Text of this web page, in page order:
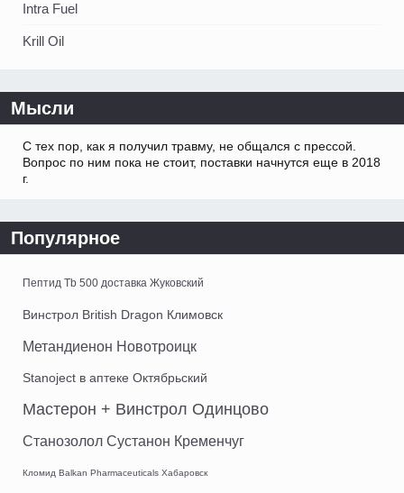
Intra Fuel
Krill Oil
Мысли
С тех пор, как я получил травму, не общался с прессой.
Вопрос по ним пока не стоит, поставки начнутся еще в 2018
г.
Популярное
Пептид Tb 500 доставка Жуковский
Винстрол British Dragon Климовск
Метандиенон Новотроицк
Stanoject в аптеке Октябрьский
Мастерон + Винстрол Одинцово
Станозолол Сустанон Кременчуг
Кломид Balkan Pharmaceuticals Хабаровск